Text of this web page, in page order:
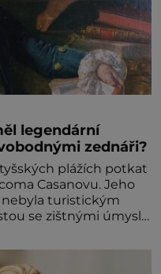
legendární
zednáři?
plážích potkat
Casanovu. Jeho
turistickým
se zištnými úmysly.
Casanova v Pobaltí
Nebyl v této